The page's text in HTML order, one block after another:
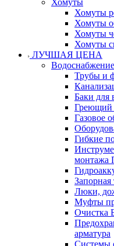
Хомуты
Хомуты
Хомуты
Хомуты
Хомуты
ЛУЧШАЯ ЦЕНА
Трубы и
Баки для
Греющий
Газовое
Гибкие
монтажа
Запорная
Люки,
Муфты
арматура
Системы